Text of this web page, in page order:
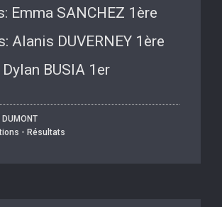
Emma SANCHEZ 1ère
Alanis DUVERNEY 1ère
BUSIA 1er
- Résultats